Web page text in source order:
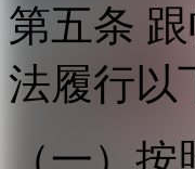
第五条
法履行以
（一）